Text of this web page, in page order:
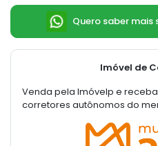
Quero saber
Imóvel de
Venda pela Imóvelp e
corretores autônomos do